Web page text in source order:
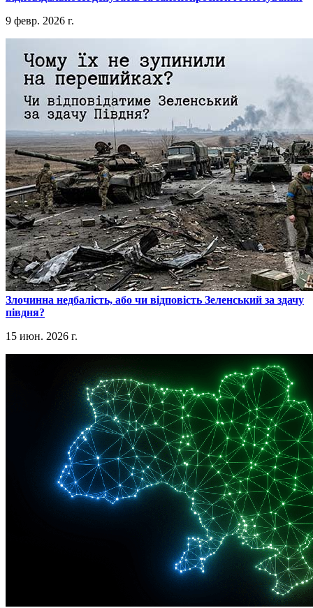
9 февр. 2026 г.
​Злочинна недбалість, або чи відповість Зеленський за здачу
півдня?
15 июн. 2026 г.